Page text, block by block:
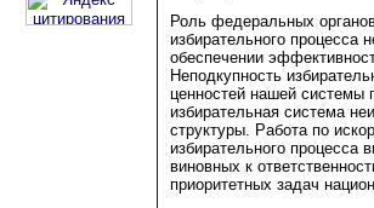
Роль федеральных
избирательного процесса
обеспечении
Неподкупность
ценностей нашей системы
избирательная система
структуры. Работа по
избирательного процесса
виновных к
приоритетных задач